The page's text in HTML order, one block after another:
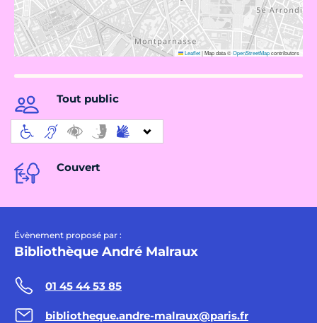
Leaflet|Map data ©OpenStreetMapcontributors
Tout public
Couvert
Évènement proposé par :
Bibliothèque André Malraux
01 45 44 53 85
bibliotheque.andre-malraux@paris.fr